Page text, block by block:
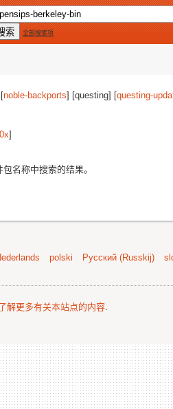
全部搜索项
noble-backports] [questing] [questing-
]
包名称中搜索的结果。
polski Русский (Russkij)
解更多有关本站点的内容.